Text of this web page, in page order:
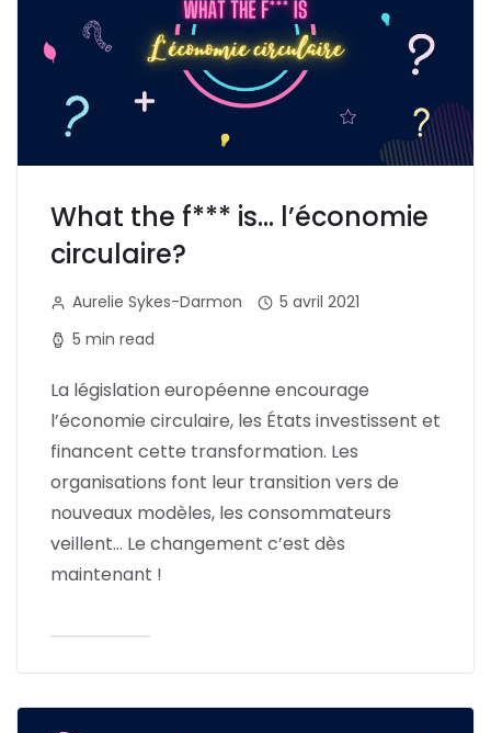
What the f*** is… l’économie
circulaire?
Aurelie Sykes-Darmon
5 avril 2021
5 min read
La législation européenne encourage
l’économie circulaire, les États investissent et
financent cette transformation. Les
organisations font leur transition vers de
nouveaux modèles, les consommateurs
veillent… Le changement c’est dès
maintenant !